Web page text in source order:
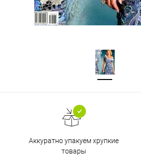
Аккуратно упакуем хрупкие
товары